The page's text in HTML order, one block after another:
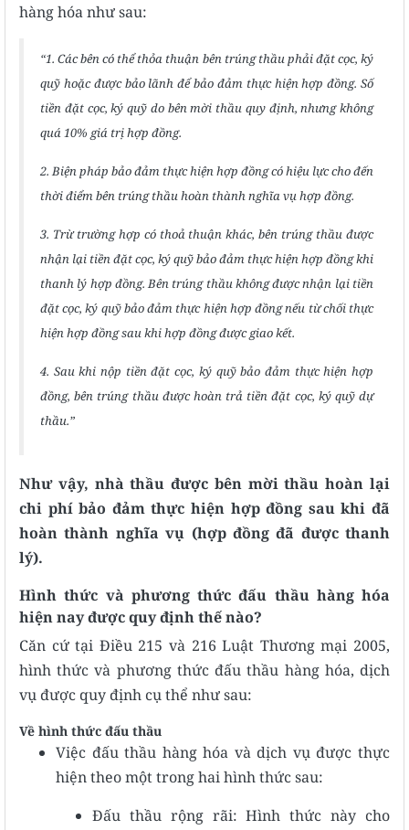
hàng hóa như sau:
“1. Các bên có thể thỏa thuận bên trúng thầu phải đặt cọc, ký
quỹ hoặc được bảo lãnh để bảo đảm thực hiện hợp đồng. Số
tiền đặt cọc, ký quỹ do bên mời thầu quy định, nhưng không
quá 10% giá trị hợp đồng.
2. Biện pháp bảo đảm thực hiện hợp đồng có hiệu lực cho đến
thời điểm bên trúng thầu hoàn thành nghĩa vụ hợp đồng.
3. Trừ trường hợp có thoả thuận khác, bên trúng thầu được
nhận lại tiền đặt cọc, ký quỹ bảo đảm thực hiện hợp đồng khi
thanh lý hợp đồng. Bên trúng thầu không được nhận lại tiền
đặt cọc, ký quỹ bảo đảm thực hiện hợp đồng nếu từ chối thực
hiện hợp đồng sau khi hợp đồng được giao kết.
4. Sau khi nộp tiền đặt cọc, ký quỹ bảo đảm thực hiện hợp
đồng, bên trúng thầu được hoàn trả tiền đặt cọc, ký quỹ dự
thầu.”
Như vậy, nhà thầu được bên mời thầu hoàn lại
chi phí bảo đảm thực hiện hợp đồng sau khi đã
hoàn thành nghĩa vụ (hợp đồng đã được thanh
lý).
Hình thức và phương thức đấu thầu hàng hóa
hiện nay được quy định thế nào?
Căn cứ tại Điều 215 và 216 Luật Thương mại 2005,
hình thức và phương thức đấu thầu hàng hóa, dịch
vụ được quy định cụ thể như sau:
Về hình thức đấu thầu
Việc đấu thầu hàng hóa và dịch vụ được thực
hiện theo một trong hai hình thức sau:
Đấu thầu rộng rãi: Hình thức này cho